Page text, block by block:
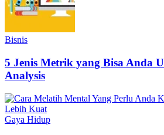
Bisnis
5 Jenis Metrik yang Bisa Anda
Analysis
Gaya Hidup